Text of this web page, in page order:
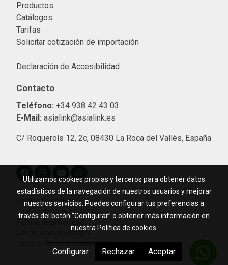
Productos
Catálogos
Tarifas
Solicitar cotización de importación
Declaración de Accesibilidad
Contacto
Teléfono: +34 938 42 43 03
E-Mail: asialink@asialink.es
C/ Roquerols 12, 2c, 08430 La Roca del Vallès, España
Aviso legal
Política de cookies
Gestión de cookies
Condiciones de compra
Utilizamos cookies propias y terceros para obtener datos
estadísticos de la navegación de nuestros usuarios y mejorar
nuestros servicios. Puedes configurar tus preferencias a
través del botón “Configurar” o obtener más información en
nuestra Política de cookies
Configurar Rechazar Aceptar